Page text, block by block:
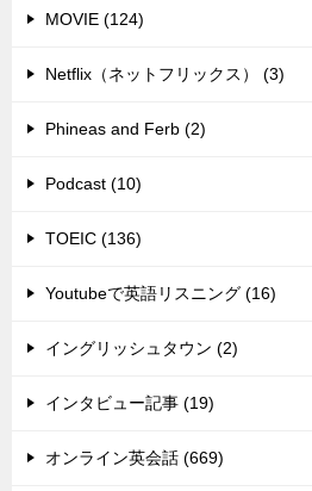
MOVIE (124)
Netflix（ネットフリックス） (3)
Phineas and Ferb (2)
Podcast (10)
TOEIC (136)
Youtubeで英語リスニング (16)
イングリッシュタウン (2)
インタビュー記事 (19)
オンライン英会話 (669)